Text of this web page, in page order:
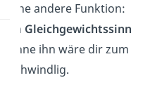
eine andere Funktion:
Gleichgewichtssinn
Ohne ihn wäre dir zum
schwindlig.